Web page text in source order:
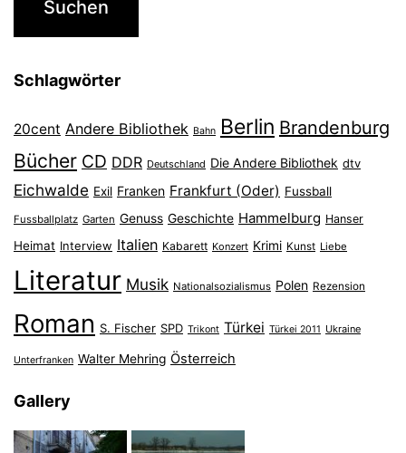
Schlagwörter
20cent Andere Bibliothek Bahn Berlin Brandenburg
Bücher CD DDR Deutschland Die Andere Bibliothek dtv
Eichwalde Exil Franken Frankfurt (Oder) Fussball
Fussballplatz Garten Genuss Geschichte Hammelburg Hanser
Heimat Interview Italien Kabarett Konzert Krimi Kunst Liebe
Literatur Musik Nationalsozialismus Polen Rezension
Roman S. Fischer SPD Trikont Türkei Türkei 2011 Ukraine
Unterfranken Walter Mehring Österreich
Gallery